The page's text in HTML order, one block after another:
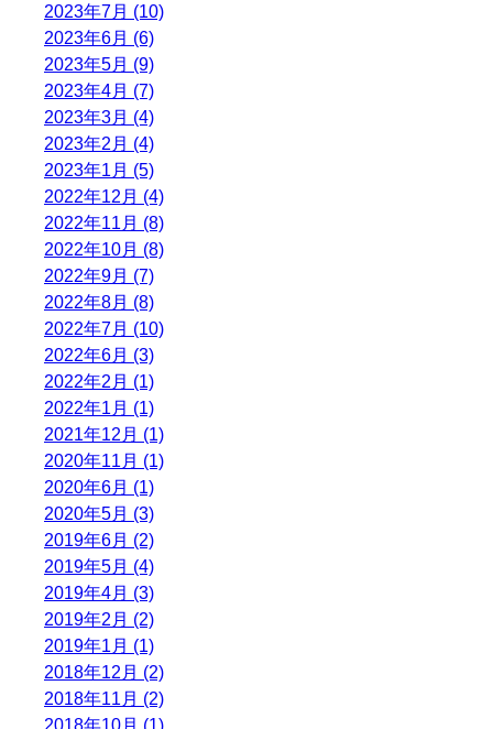
2023年7月 (10)
2023年6月 (6)
2023年5月 (9)
2023年4月 (7)
2023年3月 (4)
2023年2月 (4)
2023年1月 (5)
2022年12月 (4)
2022年11月 (8)
2022年10月 (8)
2022年9月 (7)
2022年8月 (8)
2022年7月 (10)
2022年6月 (3)
2022年2月 (1)
2022年1月 (1)
2021年12月 (1)
2020年11月 (1)
2020年6月 (1)
2020年5月 (3)
2019年6月 (2)
2019年5月 (4)
2019年4月 (3)
2019年2月 (2)
2019年1月 (1)
2018年12月 (2)
2018年11月 (2)
2018年10月 (1)